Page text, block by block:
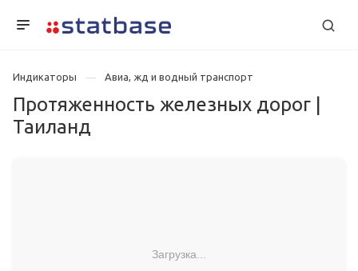
Индикаторы Авиа, жд и водный транспорт
Протяженность железных дорог |
Таиланд
Загрузка...